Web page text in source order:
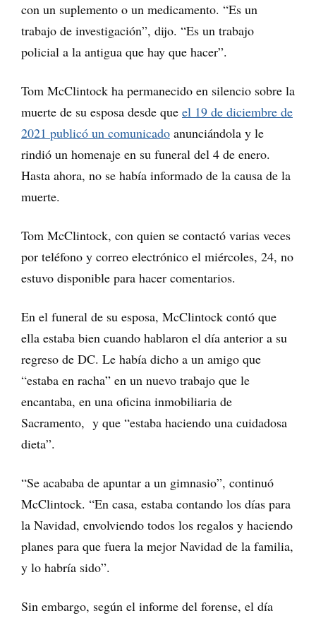
con un suplemento o un medicamento. “Es un
trabajo de investigación”, dijo. “Es un trabajo
policial a la antigua que hay que hacer”.
Tom McClintock ha permanecido en silencio sobre la
muerte de su esposa desde que el 19 de diciembre de
2021 publicó un comunicado anunciándola y le
rindió un homenaje en su funeral del 4 de enero.
Hasta ahora, no se había informado de la causa de la
muerte.
Tom McClintock, con quien se contactó varias veces
por teléfono y correo electrónico el miércoles, 24, no
estuvo disponible para hacer comentarios.
En el funeral de su esposa, McClintock contó que
ella estaba bien cuando hablaron el día anterior a su
regreso de DC. Le había dicho a un amigo que
“estaba en racha” en un nuevo trabajo que le
encantaba, en una oficina inmobiliaria de
Sacramento, y que “estaba haciendo una cuidadosa
dieta”.
“Se acababa de apuntar a un gimnasio”, continuó
McClintock. “En casa, estaba contando los días para
la Navidad, envolviendo todos los regalos y haciendo
planes para que fuera la mejor Navidad de la familia,
y lo habría sido”.
Sin embargo, según el informe del forense, el día